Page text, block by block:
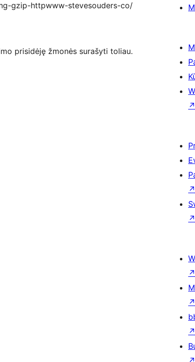
gzip-httpwww-stevesouders-co/
prisidėję žmonės surašyti toliau.
↗
↗
↗
↗
↗
↗